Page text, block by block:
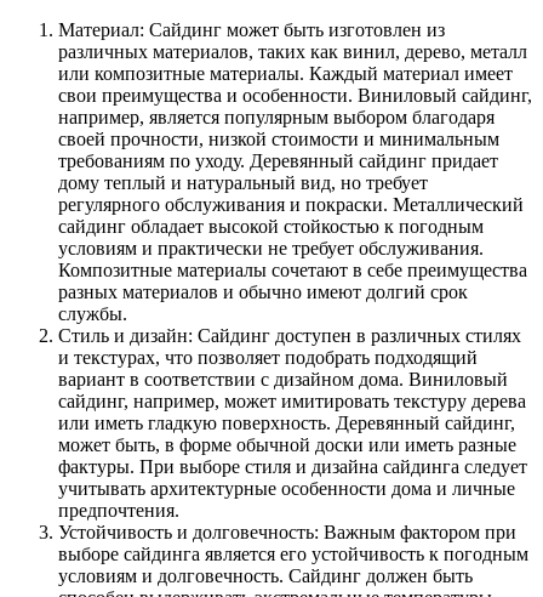
Материал: Сайдинг может быть изготовлен из
различных материалов, таких как винил, дерево, металл
или композитные материалы. Каждый материал имеет
свои преимущества и особенности. Виниловый сайдинг,
например, является популярным выбором благодаря
своей прочности, низкой стоимости и минимальным
требованиям по уходу. Деревянный сайдинг придает
дому теплый и натуральный вид, но требует
регулярного обслуживания и покраски. Металлический
сайдинг обладает высокой стойкостью к погодным
условиям и практически не требует обслуживания.
Композитные материалы сочетают в себе преимущества
разных материалов и обычно имеют долгий срок
службы.
Стиль и дизайн: Сайдинг доступен в различных стилях
и текстурах, что позволяет подобрать подходящий
вариант в соответствии с дизайном дома. Виниловый
сайдинг, например, может имитировать текстуру дерева
или иметь гладкую поверхность. Деревянный сайдинг,
может быть, в форме обычной доски или иметь разные
фактуры. При выборе стиля и дизайна сайдинга следует
учитывать архитектурные особенности дома и личные
предпочтения.
Устойчивость и долговечность: Важным фактором при
выборе сайдинга является его устойчивость к погодным
условиям и долговечность. Сайдинг должен быть